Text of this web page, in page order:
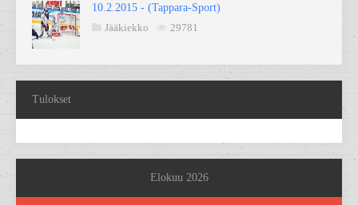
10.2.2015 - (Tappara-Sport)
Jääkiekko
29781
Tulokset
Elokuu 2026